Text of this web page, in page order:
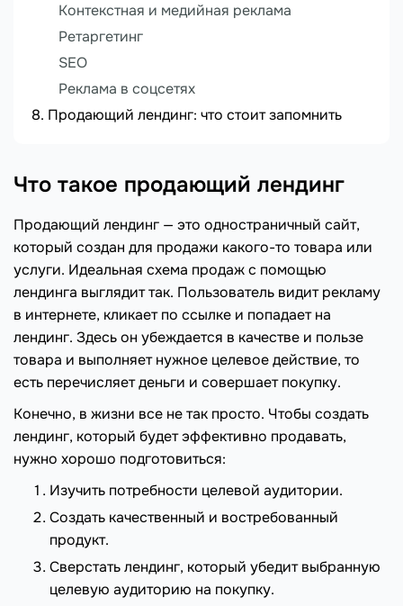
Контекстная и медийная реклама
Ретаргетинг
SEO
Реклама в соцсетях
Продающий лендинг: что стоит запомнить
Что такое продающий лендинг
Продающий лендинг — это одностраничный сайт,
который создан для продажи какого-то товара или
услуги. Идеальная схема продаж с помощью
лендинга выглядит так. Пользователь видит рекламу
в интернете, кликает по ссылке и попадает на
лендинг. Здесь он убеждается в качестве и пользе
товара и выполняет нужное целевое действие, то
есть перечисляет деньги и совершает покупку.
Конечно, в жизни все не так просто. Чтобы создать
лендинг, который будет эффективно продавать,
нужно хорошо подготовиться:
Изучить потребности целевой аудитории.
Создать качественный и востребованный
продукт.
Сверстать лендинг, который убедит выбранную
целевую аудиторию на покупку.